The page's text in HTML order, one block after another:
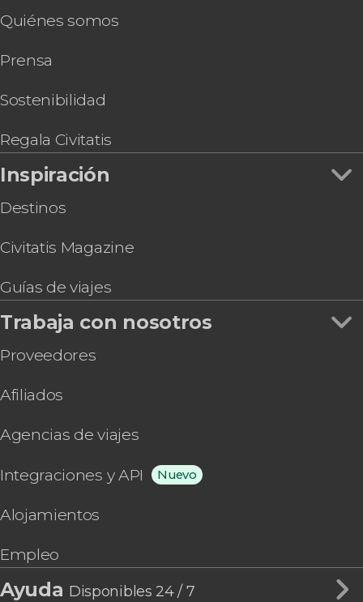
Quiénes somos
Prensa
Sostenibilidad
Regala Civitatis
Inspiración
Destinos
Civitatis Magazine
Guías de viajes
Trabaja con nosotros
Proveedores
Afiliados
Agencias de viajes
Integraciones y API Nuevo
Alojamientos
Empleo
Ayuda Disponibles 24 / 7